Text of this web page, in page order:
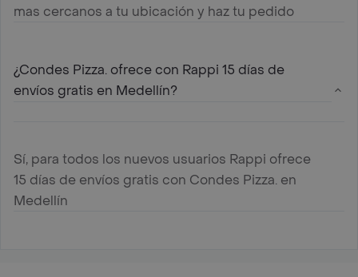
mas cercanos a tu ubicación y haz tu pedido
¿Condes Pizza. ofrece con Rappi 15 días de
envíos gratis en Medellín?
Sí, para todos los nuevos usuarios Rappi ofrece
15 días de envíos gratis con Condes Pizza. en
Medellín